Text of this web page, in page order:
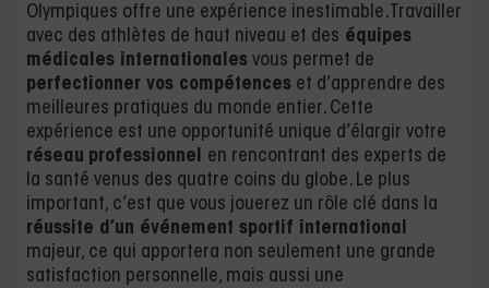
Olympiques offre une expérience inestimable. Travailler
avec des athlètes de haut niveau et des équipes
médicales internationales vous permet de
perfectionner vos compétences et d’apprendre des
meilleures pratiques du monde entier. Cette
expérience est une opportunité unique d’élargir votre
réseau professionnel en rencontrant des experts de
la santé venus des quatre coins du globe. Le plus
important, c’est que vous jouerez un rôle clé dans la
réussite d’un événement sportif international
majeur, ce qui apportera non seulement une grande
satisfaction personnelle, mais aussi une